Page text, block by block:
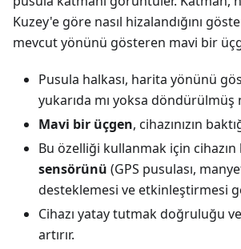
Kuzey'e göre nasıl hizalandığını
mevcut yönünü gösteren mavi bir
Pusula halkası, harita yönünü
yukarıda mı yoksa döndürülmüş
Mavi bir üçgen, cihazınızın
Bu özelliği kullanmak için cihazın
sensörünü (GPS pusulası,
desteklemesi ve etkinleştirmesi
Cihazı yatay tutmak doğruluğu
artırır.